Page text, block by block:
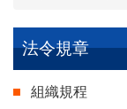
法令規章
組織規程